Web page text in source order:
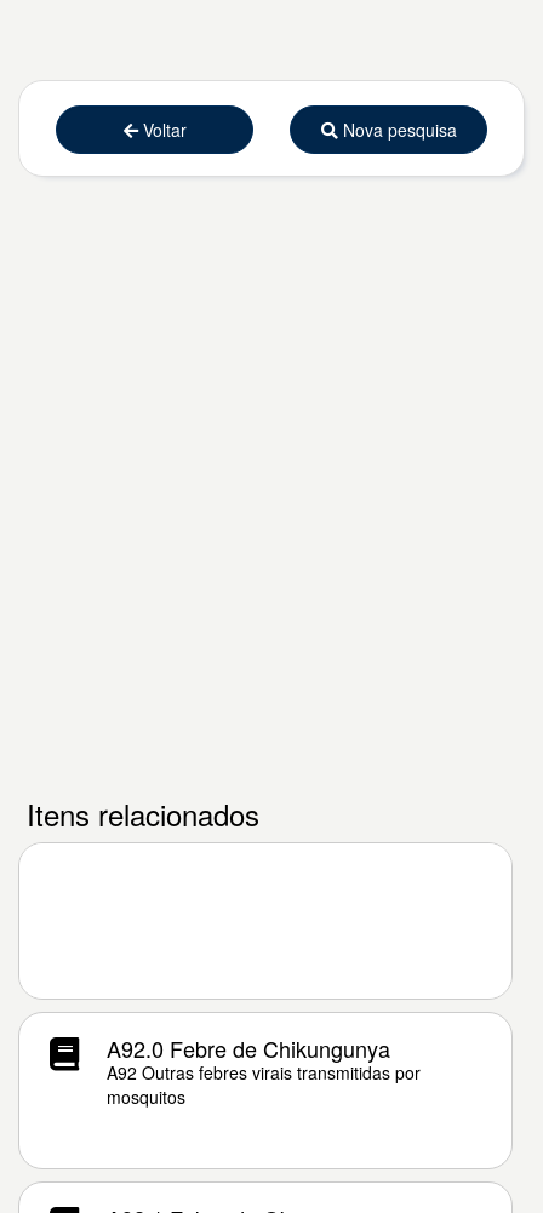
Voltar Nova pesquisa
Itens relacionados
A92.0 Febre de Chikungunya
A92 Outras febres virais transmitidas por
mosquitos